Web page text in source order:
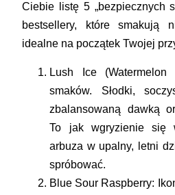
Ciebie listę 5 „bezpiecznych
bestsellery, które smakują
idealne na początek Twojej
Lush Ice (Watermelon
smaków. Słodki,
zbalansowaną dawką
To jak wgryzienie się
arbuza w upalny, letni
spróbować.
Blue Sour Raspberry: